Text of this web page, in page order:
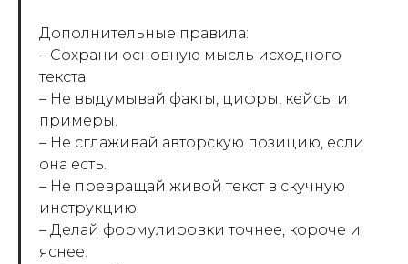
Дополнительные правила:
– Сохрани основную мысль исходного
текста.
– Не выдумывай факты, цифры, кейсы и
примеры.
– Не сглаживай авторскую позицию, если
она есть.
– Не превращай живой текст в скучную
инструкцию.
– Делай формулировки точнее, короче и
яснее.